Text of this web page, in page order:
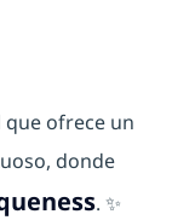
que ofrece un
donde
. ✨